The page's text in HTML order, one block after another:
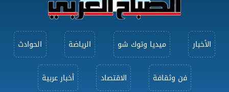
الأخبار ميديا وتوك شو الرياضة الحوادث
فن وثقافة الاقتصاد أخبار عربية